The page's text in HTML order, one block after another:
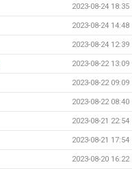
2023-08-24 18:35
2023-08-24 14:48
2023-08-24 12:39
2023-08-22 13:09
2023-08-22 09:09
2023-08-22 08:40
2023-08-21 22:54
2023-08-21 17:54
2023-08-20 16:22